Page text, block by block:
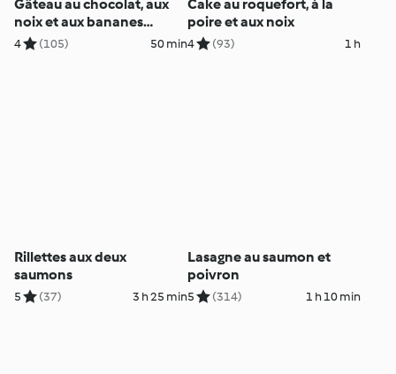
Gâteau au chocolat, aux
noix et aux bananes
caramélisées
4 (105) 50 min
Cake au roquefort, à la
poire et aux noix
4 (93) 1 h
Rillettes aux deux
saumons
5 (37) 3 h 25 min
Lasagne au saumon et
poivron
5 (314) 1 h 10 min